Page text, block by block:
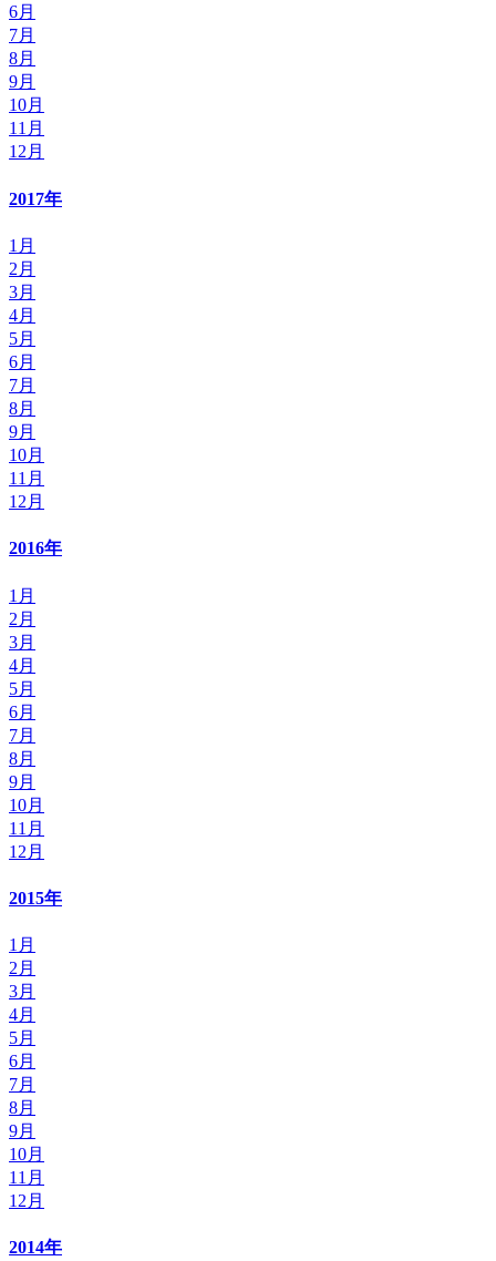
6月
7月
8月
9月
10月
11月
12月
2017年
1月
2月
3月
4月
5月
6月
7月
8月
9月
10月
11月
12月
2016年
1月
2月
3月
4月
5月
6月
7月
8月
9月
10月
11月
12月
2015年
1月
2月
3月
4月
5月
6月
7月
8月
9月
10月
11月
12月
2014年